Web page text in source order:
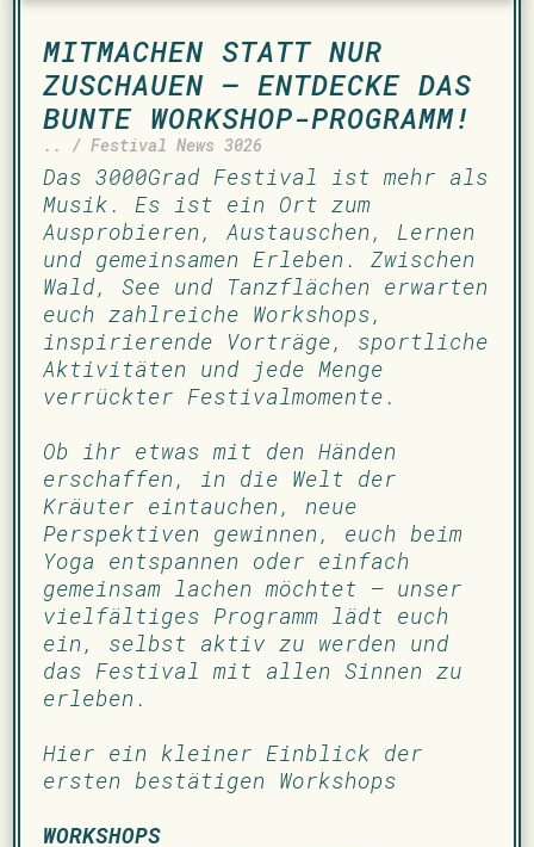
MITMACHEN STATT NUR
ZUSCHAUEN – ENTDECKE DAS
BUNTE WORKSHOP-PROGRAMM!
.. / Festival News 3026
Das 3000Grad Festival ist mehr als
Musik. Es ist ein Ort zum
Ausprobieren, Austauschen, Lernen
und gemeinsamen Erleben. Zwischen
Wald, See und Tanzflächen erwarten
euch zahlreiche Workshops,
inspirierende Vorträge, sportliche
Aktivitäten und jede Menge
verrückter Festivalmomente.
Ob ihr etwas mit den Händen
erschaffen, in die Welt der
Kräuter eintauchen, neue
Perspektiven gewinnen, euch beim
Yoga entspannen oder einfach
gemeinsam lachen möchtet – unser
vielfältiges Programm lädt euch
ein, selbst aktiv zu werden und
das Festival mit allen Sinnen zu
erleben.
Hier ein kleiner Einblick der
ersten bestätigen Workshops
WORKSHOPS